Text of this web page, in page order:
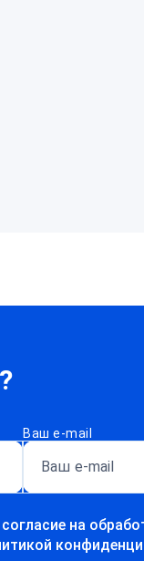
Ваш e-mail
согласие на